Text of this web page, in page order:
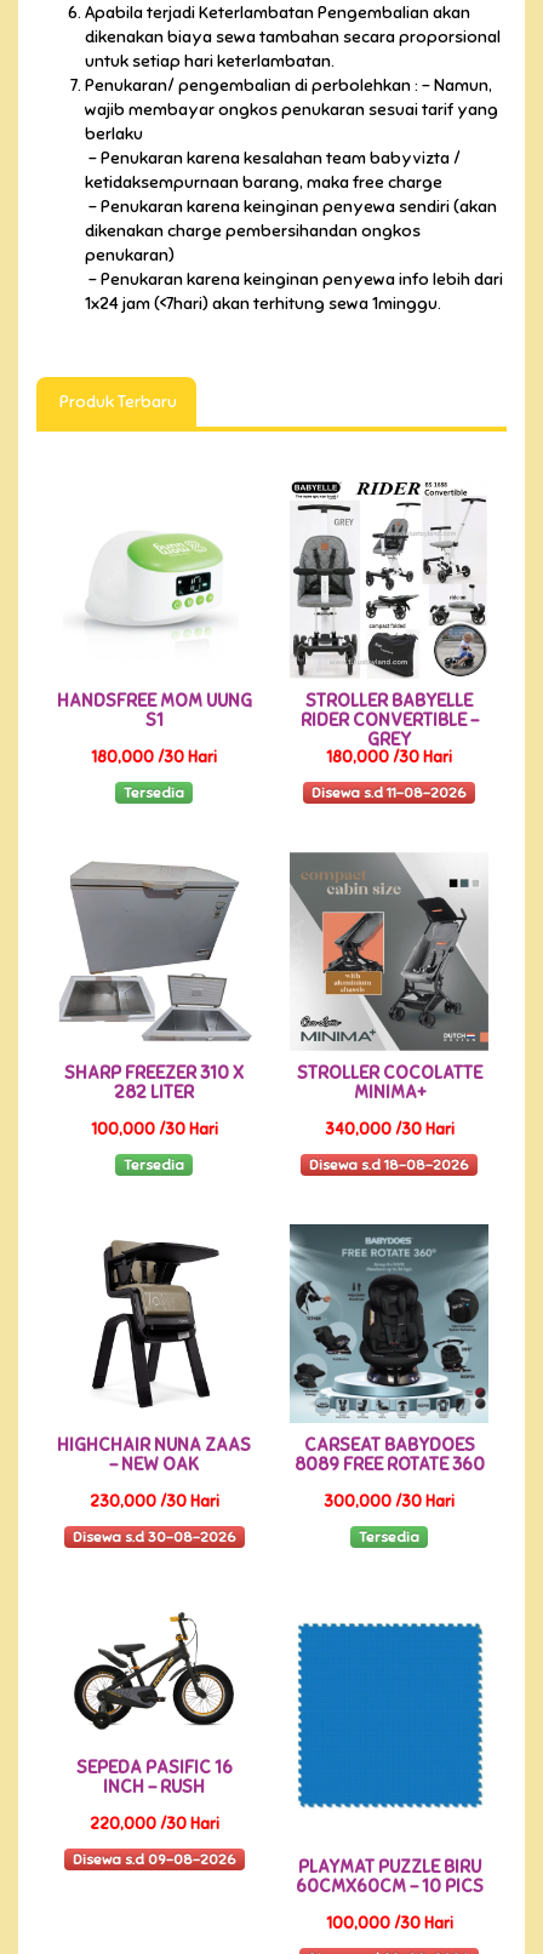
Apabila terjadi Keterlambatan Pengembalian akan
dikenakan biaya sewa tambahan secara proporsional
untuk setiap hari keterlambatan.
Penukaran/ pengembalian di perbolehkan : -Namun,
wajib membayar ongkos penukaran sesuai tarif yang
berlaku
- Penukaran karena kesalahan team babyvizta /
ketidaksempurnaan barang, maka free charge
- Penukaran karena keinginan penyewa sendiri (akan
dikenakan charge pembersihandan ongkos
penukaran)
- Penukaran karena keinginan penyewa info lebih dari
1x24 jam (<7hari) akan terhitung sewa 1minggu.
Produk Terbaru
HANDSFREE MOM UUNG
S1
180,000 /30 Hari
Tersedia
STROLLER BABYELLE
RIDER CONVERTIBLE -
GREY
180,000 /30 Hari
Disewa s.d 11-08-2026
SHARP FREEZER 310 X
282 LITER
100,000 /30 Hari
Tersedia
STROLLER COCOLATTE
MINIMA+
340,000 /30 Hari
Disewa s.d 18-08-2026
HIGHCHAIR NUNA ZAAS
- NEW OAK
230,000 /30 Hari
Disewa s.d 30-08-2026
CARSEAT BABYDOES
8089 FREE ROTATE 360
300,000 /30 Hari
Tersedia
SEPEDA PASIFIC 16
INCH - RUSH
220,000 /30 Hari
Disewa s.d 09-08-2026
PLAYMAT PUZZLE BIRU
60CMX60CM - 10 PICS
100,000 /30 Hari